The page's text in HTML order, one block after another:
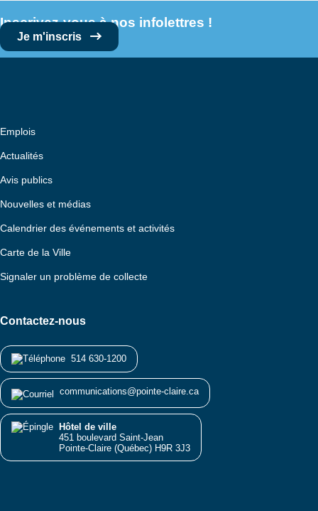
Inscrivez-vous à nos infolettres !
Je m'inscris
Emplois
Actualités
Avis publics
Nouvelles et médias
Calendrier des événements et activités
Carte de la Ville
Signaler un problème de collecte
Contactez-nous
514 630-1200
communications@pointe-claire.ca
Hôtel de ville
451 boulevard Saint-Jean
Pointe-Claire (Québec) H9R 3J3